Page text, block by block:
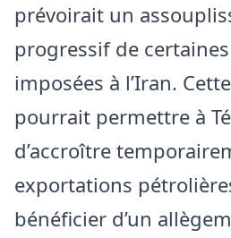
prévoirait un
progressif de
imposées à l’Iran.
pourrait permettre à
d’accroître
exportations
bénéficier d’un